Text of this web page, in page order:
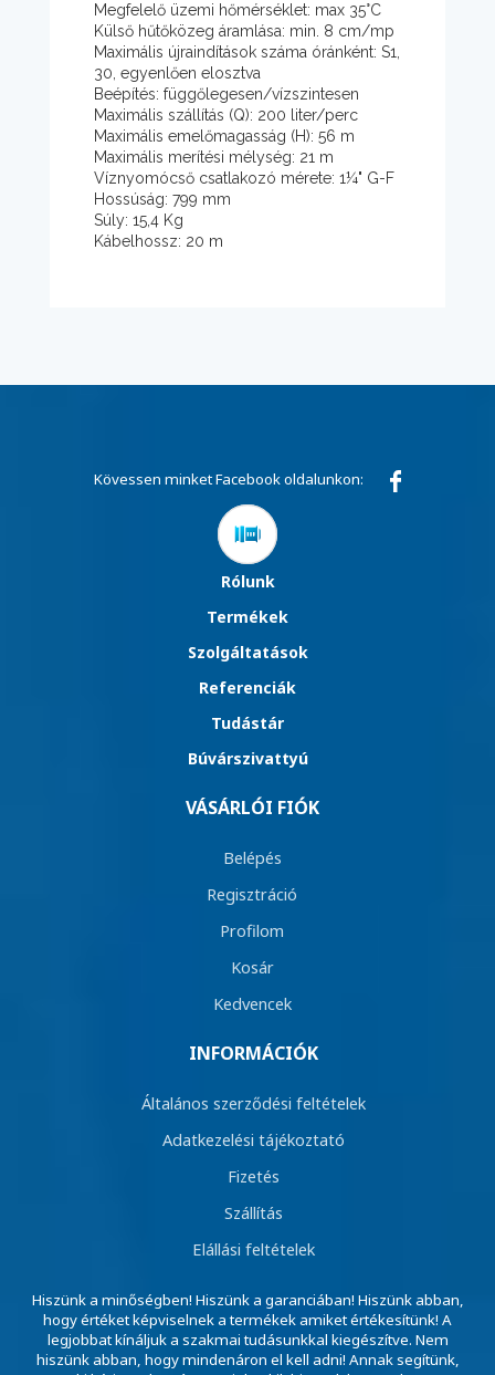
Megfelelő üzemi hőmérséklet: max 35°C
Külső hűtőközeg áramlása: min. 8 cm/mp
Maximális újraindítások száma óránként: S1,
30, egyenlően elosztva
Beépítés: függőlegesen/vízszintesen
Maximális szállítás (Q): 200 liter/perc
Maximális emelőmagasság (H): 56 m
Maximális merítési mélység: 21 m
Víznyomócső csatlakozó mérete: 1¼" G-F
Hossúság: 799 mm
Súly: 15,4 Kg
Kábelhossz: 20 m
Kövessen minket Facebook oldalunkon:
Rólunk
Termékek
Szolgáltatások
Referenciák
Tudástár
Búvárszivattyú
VÁSÁRLÓI FIÓK
Belépés
Regisztráció
Profilom
Kosár
Kedvencek
INFORMÁCIÓK
Általános szerződési feltételek
Adatkezelési tájékoztató
Fizetés
Szállítás
Elállási feltételek
Hiszünk a minőségben! Hiszünk a garanciában! Hiszünk abban,
hogy értéket képviselnek a termékek amiket értékesítünk! A
legjobbat kínáljuk a szakmai tudásunkkal kiegészítve. Nem
hiszünk abban, hogy mindenáron el kell adni! Annak segítünk,